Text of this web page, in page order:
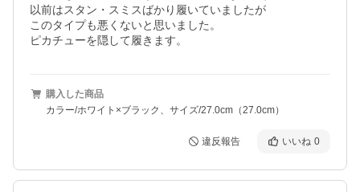
以前はスタン・スミスばかり履いていましたが
このタイプも悪くないと思いました。
ピカチューを隠して履きます。
購入した商品
カラー/ホワイト×ブラック、サイズ/27.0cm（27.0cm）
違反報告 いいね 0